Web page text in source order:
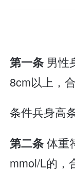
第一条 男性
8cm以上，合
条件兵身高
第二条体重
mmol/L的，